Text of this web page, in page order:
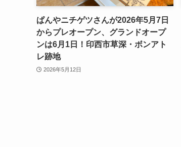
ぱんやニチゲツさんが2026年5月7日
からプレオープン、グランドオープ
ンは6月1日！印西市草深・ボンアト
レ跡地
2026年5月12日